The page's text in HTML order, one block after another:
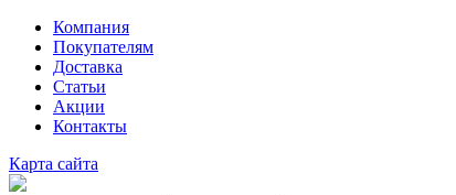
Компания
Покупателям
Доставка
Статьи
Акции
Контакты
Карта сайта